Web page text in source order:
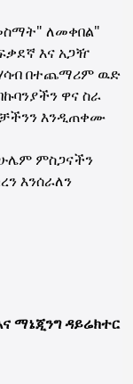
ለመቀበል"
እና አጋዥ
ሃሳብ በተጨማሪም ዉድ
ዋና ስራ
እንዲጠቀሙ
ምስጋናችን
እንሰራለን
ማኔጂንግ ዳይሬክተር